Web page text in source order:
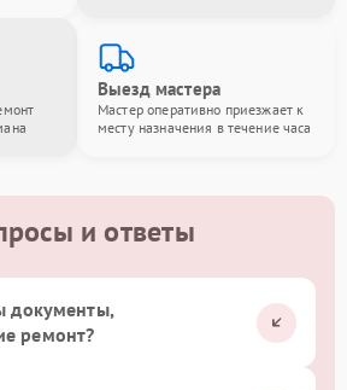
Выезд мастера
Мастер оперативно приезжает к
месту назначения в течение часа
и ответы
документы,
ремонт?